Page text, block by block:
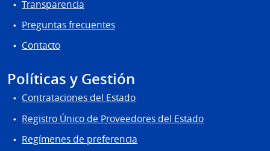
Transparencia
Preguntas frecuentes
Contacto
Políticas y Gestión
Contrataciones del Estado
Registro Único de Proveedores del Estado
Regímenes de preferencia